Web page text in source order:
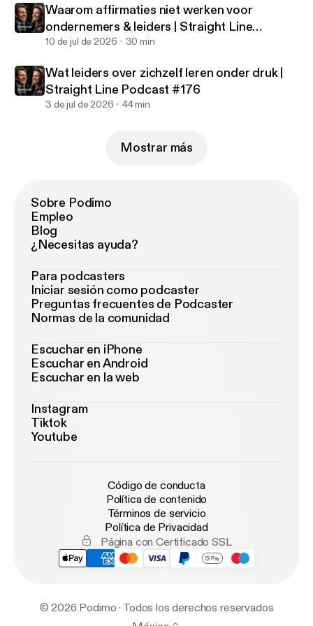
Waarom affirmaties niet werken voor
ondernemers & leiders | Straight Line
Podcast #177
10 de jul de 2026 30 min
Wat leiders over zichzelf leren onder druk |
Straight Line Podcast #176
3 de jul de 2026 44 min
Mostrar más
Sobre Podimo
Empleo
Blog
¿Necesitas ayuda?
Para podcasters
Iniciar sesión como podcaster
Preguntas frecuentes de Podcaster
Normas de la comunidad
Escuchar en iPhone
Escuchar en Android
Escuchar en la web
Instagram
Tiktok
Youtube
Código de conducta
Política de contenido
Términos de servicio
Política de Privacidad
Página con Certificado SSL
© 2026 Podimo · Todos los derechos reservados